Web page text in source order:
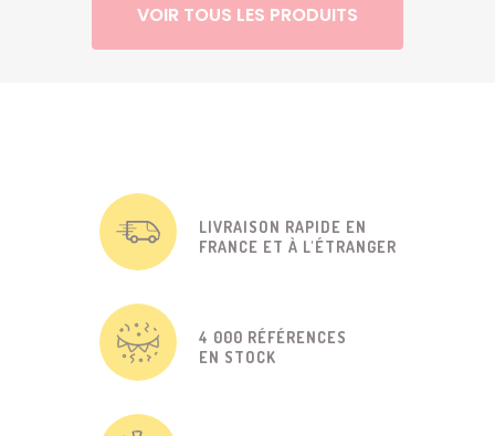
VOIR TOUS LES PRODUITS
LIVRAISON RAPIDE EN
FRANCE ET À L'ÉTRANGER
4 000 RÉFÉRENCES
EN STOCK